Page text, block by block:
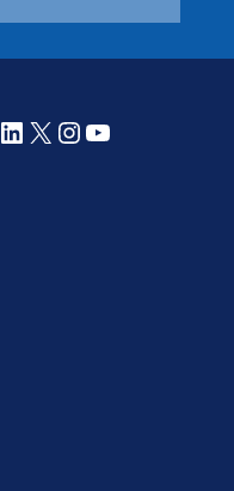
LinkedIn
X Instagram
YouTube